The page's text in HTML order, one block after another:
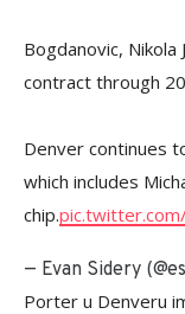
Bogdanovic, Nikola
contract through
Denver continues
which includes
chip.
— Evan Sidery
Porter u Denveru